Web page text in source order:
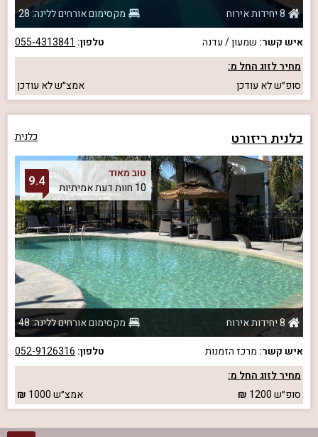
8 יחידות אירוח
מקסימום אורחים ללינה: 28
איש קשר: שמעון / עדנה טלפון: 055-4313841
מחיר לזוג החל מ:
סופ״שלא עודכן אמצ״שלא עודכן
כלנית ריזורט כלנית
טוב מאוד
10 חוות דעת אמיתיות
9.4
8 יחידות אירוח
מקסימום אורחים ללינה: 48
איש קשר: מרכז הזמנות טלפון: 052-9126316
מחיר לזוג החל מ:
סופ״ש1200 אמצ״ש1000